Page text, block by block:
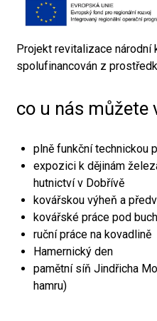
Projekt revitalizace národní
spolufinancován z
co u nás můžete
plně funkční technickou
expozici k dějinám
hutnictví v Dobřívě
kovářskou výheň a
kovářské práce pod
ruční práce na kovadlině
Hamernický den
pamětní síň Jindřicha
hamru)